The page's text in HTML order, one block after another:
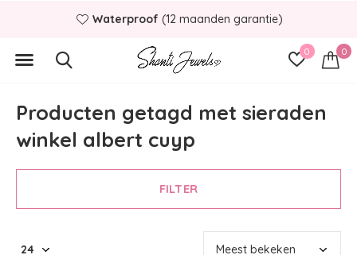
0 0
Waterproof (12 maanden garantie)
Producten getagd met sieraden
winkel albert cuyp
FILTER